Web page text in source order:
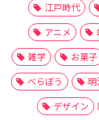
江戸時代
アニメ
雑学
お菓子
べらぼう
デザイン